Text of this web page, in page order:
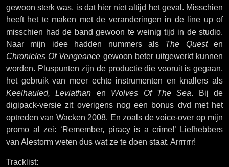
gewoon sterk was, is dat hier niet altijd het geval. Misschien
heeft het te maken met de veranderingen in de line up of
misschien had de band gewoon te weinig tijd in de studio.
Naar mijn idee hadden nummers als The Questen
Chronicles Of Vengeance gewoon beter uitgewerkt kunnen
worden. Pluspunten zijn de productie die vooruit is gegaan,
het gebruik van meer echte instrumenten en knallers als
Keelhauled, Leviathan en Wolves Of The Sea. Bij de
digipack-versie zit overigens nog een bonus dvd met het
optreden van Wacken 2008. En zoals de voice-over op mijn
promo al zei: ‘Remember, piracy is a crime!’ Liefhebbers
van Alestorm weten dus wat ze te doen staat. Arrrrrrr!
Tracklist: